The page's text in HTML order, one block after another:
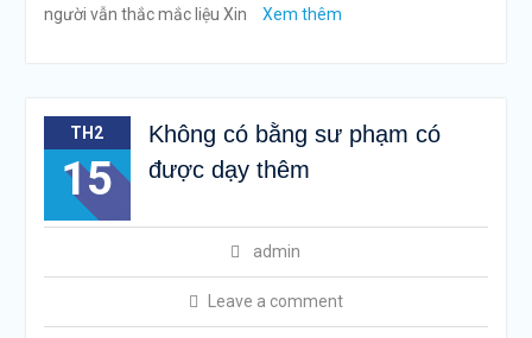
người vẫn thắc mắc liệu Xin
Xem thêm
TH2
15
Không có bằng sư phạm có
được dạy thêm
admin
Leave a comment